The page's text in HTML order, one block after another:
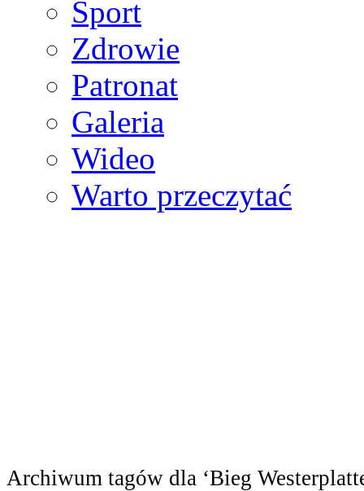
Sport
Zdrowie
Patronat
Galeria
Wideo
Warto przeczytać
Archiwum tagów dla ‘Bieg